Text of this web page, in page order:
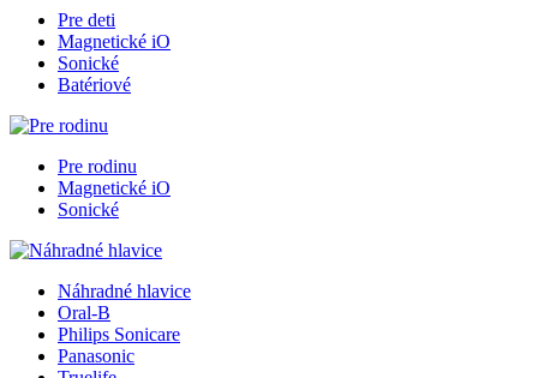
Pre deti
Magnetické iO
Sonické
Batériové
Pre rodinu
Magnetické iO
Sonické
Náhradné hlavice
Oral-B
Philips Sonicare
Panasonic